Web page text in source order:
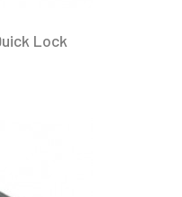
Lock